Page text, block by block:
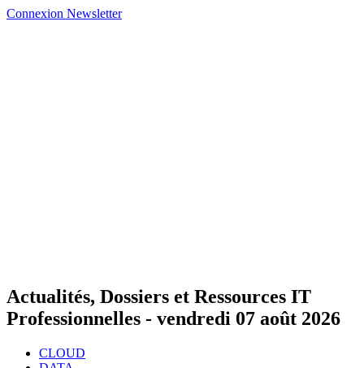
Connexion Newsletter
Actualités, Dossiers et Ressources IT
Professionnelles - vendredi 07 août 2026
CLOUD